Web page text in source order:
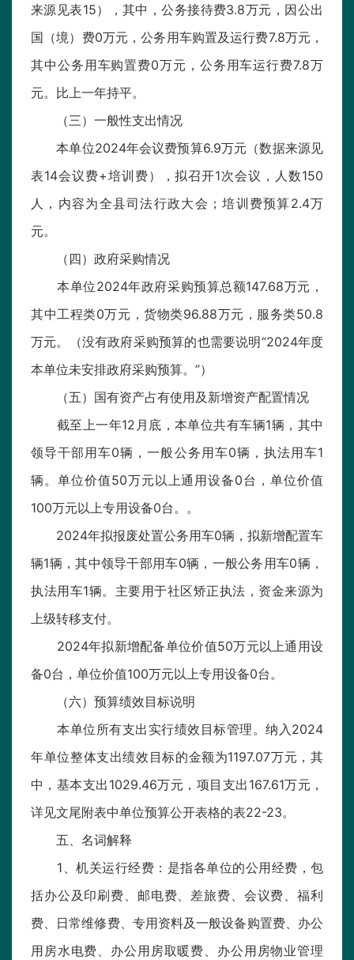
来源见表15），其中，公务接待费3.8万元，因公出
国（境）费0万元，公务用车购置及运行费7.8万元，
其中公务用车购置费0万元，公务用车运行费7.8万
元。比上一年持平。
（三）一般性支出情况
本单位2024年会议费预算6.9万元（数据来源见
表14会议费+培训费），拟召开1次会议，人数150
人，内容为全县司法行政大会；培训费预算2.4万
元。
（四）政府采购情况
本单位2024年政府采购预算总额147.68万元，
其中工程类0万元，货物类96.88万元，服务类50.8
万元。（没有政府采购预算的也需要说明“2024年度
本单位未安排政府采购预算。”）
（五）国有资产占有使用及新增资产配置情况
截至上一年12月底，本单位共有车辆1辆，其中
领导干部用车0辆，一般公务用车0辆，执法用车1
辆。单位价值50万元以上通用设备0台，单位价值
100万元以上专用设备0台。。
2024年拟报废处置公务用车0辆，拟新增配置车
辆1辆，其中领导干部用车0辆，一般公务用车0辆，
执法用车1辆。主要用于社区矫正执法，资金来源为
上级转移支付。
2024年拟新增配备单位价值50万元以上通用设
备0台，单位价值100万元以上专用设备0台。
（六）预算绩效目标说明
本单位所有支出实行绩效目标管理。纳入2024
年单位整体支出绩效目标的金额为1197.07万元，其
中，基本支出1029.46万元，项目支出167.61万元，
详见文尾附表中单位预算公开表格的表22-23。
五、名词解释
1、机关运行经费：是指各单位的公用经费，包
括办公及印刷费、邮电费、差旅费、会议费、福利
费、日常维修费、专用资料及一般设备购置费、办公
用房水电费、办公用房取暖费、办公用房物业管理